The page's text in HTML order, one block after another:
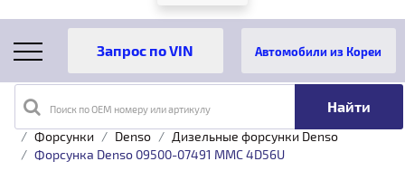
Поиск по OEM номеру или артикулу
Автомобили из Кореи
Главная Каталог товаров
Топливная аппаратура
Форсунки
Denso
Дизельные форсунки Denso
Форсунка Denso 09500-07491 MMC 4D56U